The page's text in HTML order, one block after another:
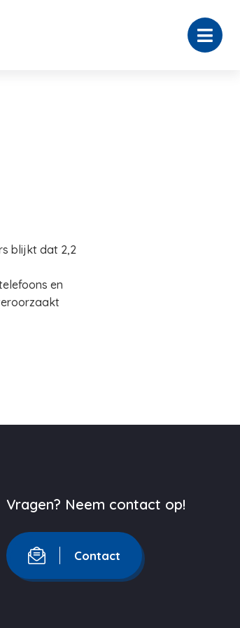
blijkt dat 2,2
en
Vragen? Neem contact op!
Contact